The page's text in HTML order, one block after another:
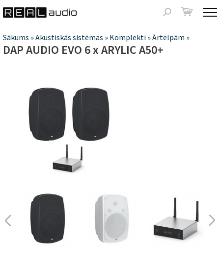
Meklēšanas
forma
Jūs
atrodaties
Sākums »Akustiskās sistēmas » Komplekti »Ārtelpām »
DAP AUDIO EVO 6 x ARYLIC A50+